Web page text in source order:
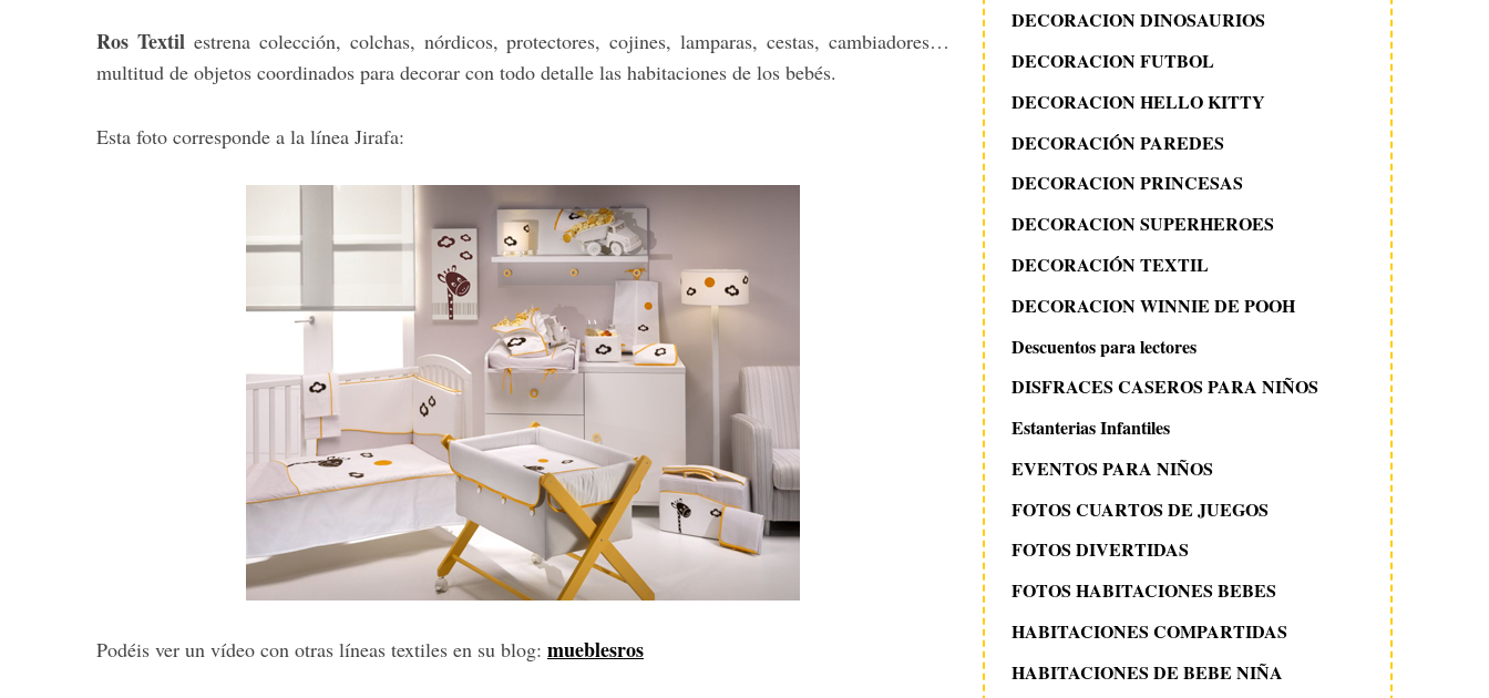
Ros Textilestrena colección, colchas, nórdicos, protectores, cojines, lamparas, cestas, cambiadores…
multitud de objetos coordinados para decorar con todo detalle las habitaciones de los bebés.
Esta foto corresponde a la línea Jirafa:
Podéis ver un vídeo con otras líneas textiles en su blog: mueblesros
DECORACION DINOSAURIOS
DECORACION FUTBOL
DECORACION HELLO KITTY
DECORACIÓN PAREDES
DECORACION PRINCESAS
DECORACION SUPERHEROES
DECORACIÓN TEXTIL
DECORACION WINNIE DE POOH
Descuentos para lectores
DISFRACES CASEROS PARA NIÑOS
Estanterias Infantiles
EVENTOS PARA NIÑOS
FOTOS CUARTOS DE JUEGOS
FOTOS DIVERTIDAS
FOTOS HABITACIONES BEBES
HABITACIONES COMPARTIDAS
HABITACIONES DE BEBE NIÑA
a